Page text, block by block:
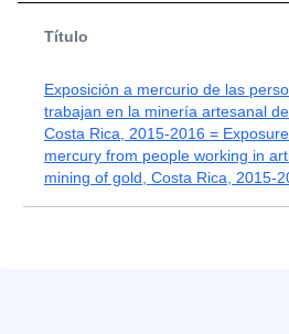
Título
Exposición a mercurio de las
trabajan en la minería artesanal de
Costa Rica, 2015-2016 =
mercury from people working in
mining of gold, Costa Rica, 2015-